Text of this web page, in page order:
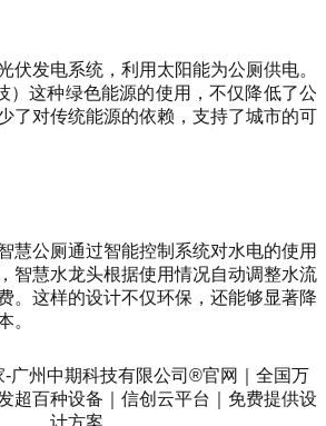
伏发电系统，利用太阳能为公厕供电。
）这种绿色能源的使用，不仅降低了公
了对传统能源的依赖，支持了城市的可
慧公厕通过智能控制系统对水电的使用
智慧水龙头根据使用情况自动调整水流
。这样的设计不仅环保，还能够显著降
。